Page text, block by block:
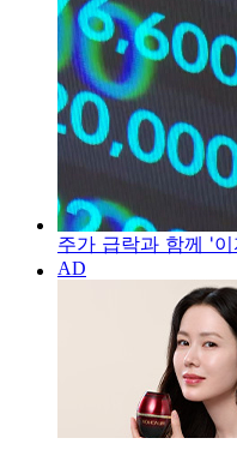
주가 급락과 함께 '